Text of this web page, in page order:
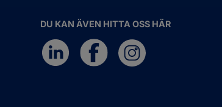
DU KAN ÄVEN HITTA OSS HÄR